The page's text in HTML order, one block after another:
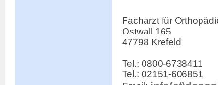
Facharzt für
Ostwall 165
47798 Krefeld
Tel.: 0800-6738411
Tel.: 02151-606851